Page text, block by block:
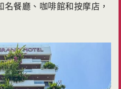
餐廳、咖啡館和按摩店，